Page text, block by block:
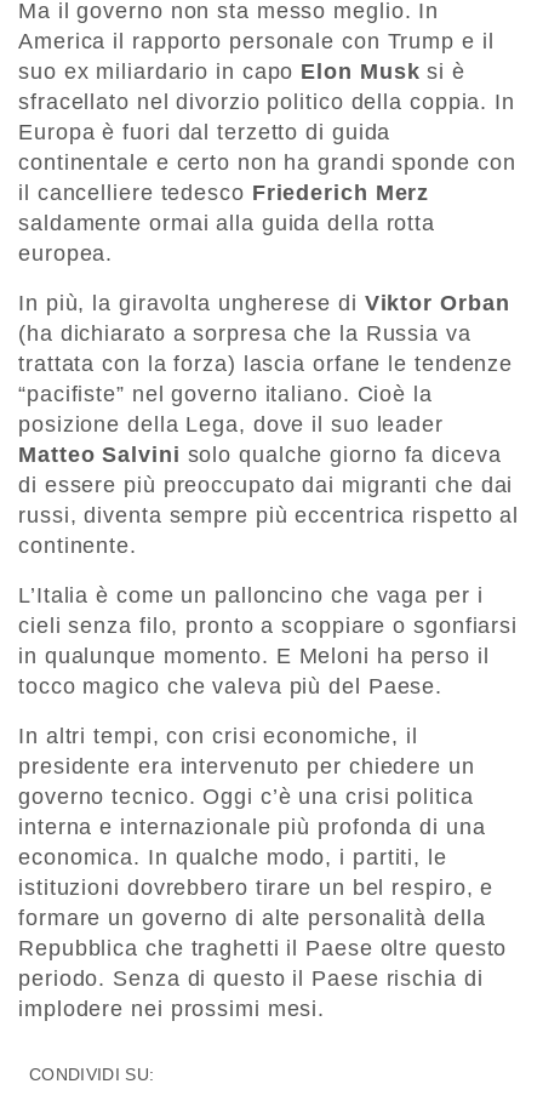
Ma il governo non sta messo meglio. In
America il rapporto personale con Trump e il
suo ex miliardario in capo Elon Musk si è
sfracellato nel divorzio politico della coppia. In
Europa è fuori dal terzetto di guida
continentale e certo non ha grandi sponde con
il cancelliere tedesco Friederich Merz
saldamente ormai alla guida della rotta
europea.
In più, la giravolta ungherese di Viktor Orban
(ha dichiarato a sorpresa che la Russia va
trattata con la forza) lascia orfane le tendenze
“pacifiste” nel governo italiano. Cioè la
posizione della Lega, dove il suo leader
Matteo Salvini solo qualche giorno fa diceva
di essere più preoccupato dai migranti che dai
russi, diventa sempre più eccentrica rispetto al
continente.
L’Italia è come un palloncino che vaga per i
cieli senza filo, pronto a scoppiare o sgonfiarsi
in qualunque momento. E Meloni ha perso il
tocco magico che valeva più del Paese.
In altri tempi, con crisi economiche, il
presidente era intervenuto per chiedere un
governo tecnico. Oggi c’è una crisi politica
interna e internazionale più profonda di una
economica. In qualche modo, i partiti, le
istituzioni dovrebbero tirare un bel respiro, e
formare un governo di alte personalità della
Repubblica che traghetti il Paese oltre questo
periodo. Senza di questo il Paese rischia di
implodere nei prossimi mesi.
CONDIVIDI SU: